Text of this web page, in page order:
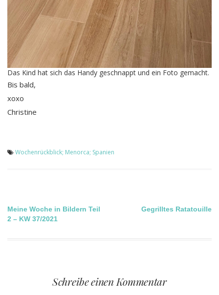
Das Kind hat sich das Handy geschnappt und ein Foto gemacht.
Bis bald,
xoxo
Christine
Wochenrückblick; Menorca; Spanien
Beitragsnavigation
Meine Woche in Bildern Teil
2 – KW 37/2021
Gegrilltes Ratatouille
Schreibe einen Kommentar